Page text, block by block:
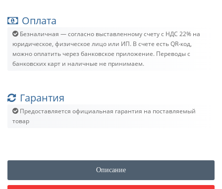
Оплата
Безналичная — согласно выставленному счету c НДС 22% на
юридическое, физическое лицо или ИП. В счете есть QR-код,
можно оплатить через банковское приложение. Переводы с
банковских карт и наличные не принимаем.
Гарантия
Предоставляется официальная гарантия на поставляемый
товар
Описание